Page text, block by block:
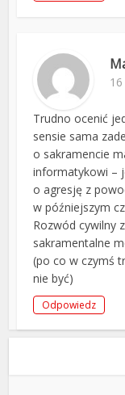
Trudno ocenić
sensie sama
o sakramencie
informatykowi –
o agresję z
w późniejszym
Rozwód cywilny
sakramentalne
(po co w czymś
nie być)
Odpowiedz